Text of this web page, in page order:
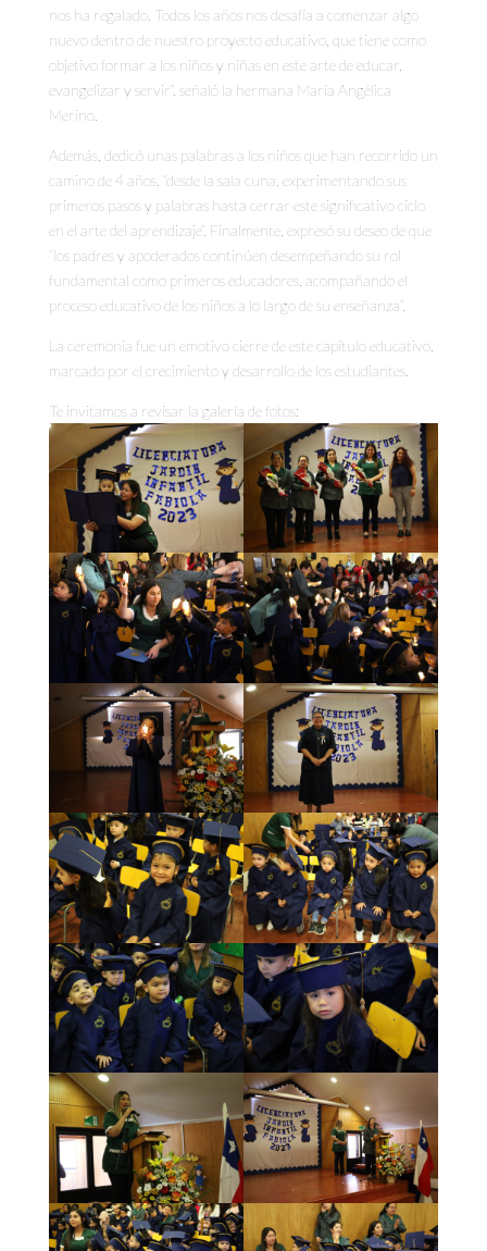
nos ha regalado. Todos los años nos desafía a comenzar algo
nuevo dentro de nuestro proyecto educativo, que tiene como
objetivo formar a los niños y niñas en este arte de educar,
evangelizar y servir”, señaló la hermana María Angélica
Merino.
Además, dedicó unas palabras a los niños que han recorrido un
camino de 4 años, “desde la sala cuna, experimentando sus
primeros pasos y palabras hasta cerrar este significativo ciclo
en el arte del aprendizaje”. Finalmente, expresó su deseo de que
“los padres y apoderados continúen desempeñando su rol
fundamental como primeros educadores, acompañando el
proceso educativo de los niños a lo largo de su enseñanza”.
La ceremonia fue un emotivo cierre de este capítulo educativo,
marcado por el crecimiento y desarrollo de los estudiantes.
Te invitamos a revisar la galería de fotos: